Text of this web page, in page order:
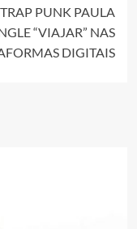
PUNK PAULA
“VIAJAR” NAS
DIGITAIS